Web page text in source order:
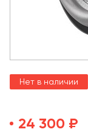
Нет в наличии
24 300 ₽